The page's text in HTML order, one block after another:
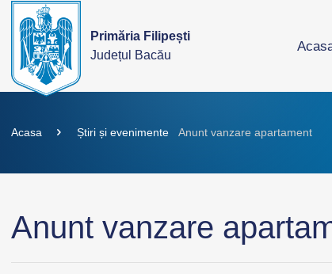
Primăria Filipești
Județul Bacău
Acasa Știri și evenimente Anunt vanzare apartament
Anunt vanzare